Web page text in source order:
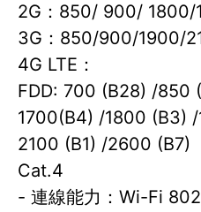
2G：850/ 900/ 1800/
3G：850/900/1900/
4G LTE：
FDD: 700 (B28) /850
1700(B4) /1800 (B3)
2100 (B1) /2600 (B7)
Cat.4
- 連線能力：Wi-Fi